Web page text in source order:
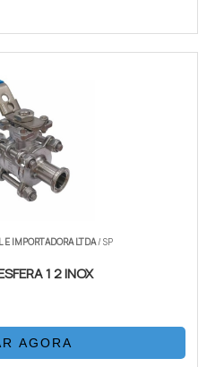
E IMPORTADORA LTDA/ SP
1 2 INOX
AGORA